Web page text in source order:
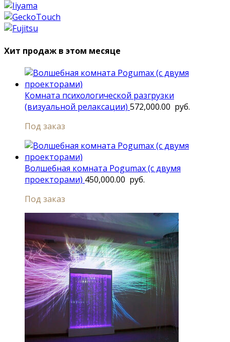
Хит продаж в этом месяце
Комната психологической разгрузки
(визуальной релаксации) 572,000.00 руб.
Под заказ
Волшебная комната Pogumax (с двумя
проекторами) 450,000.00 руб.
Под заказ